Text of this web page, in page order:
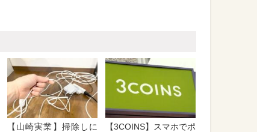
【山崎実業】掃除しに
【3COINS】スマホでポ